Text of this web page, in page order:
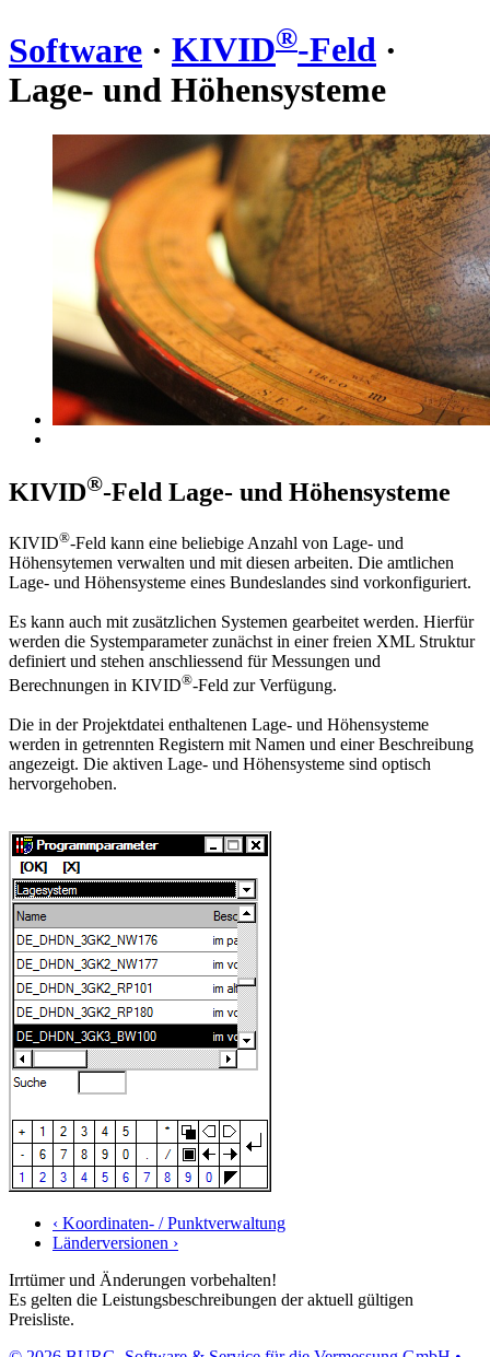
Software · KIVID®-Feld ·
Lage- und Höhensysteme
KIVID®-Feld Lage- und Höhensysteme
KIVID®-Feld kann eine beliebige Anzahl von Lage- und
Höhensytemen verwalten und mit diesen arbeiten. Die amtlichen
Lage- und Höhensysteme eines Bundeslandes sind vorkonfiguriert.
Es kann auch mit zusätzlichen Systemen gearbeitet werden. Hierfür
werden die Systemparameter zunächst in einer freien XML Struktur
definiert und stehen anschliessend für Messungen und
Berechnungen in KIVID®-Feld zur Verfügung.
Die in der Projektdatei enthaltenen Lage- und Höhensysteme
werden in getrennten Registern mit Namen und einer Beschreibung
angezeigt. Die aktiven Lage- und Höhensysteme sind optisch
hervorgehoben.
‹ Koordinaten- / Punkt­verwaltung
Länder­versionen ›
Irrtümer und Änderungen vorbehalten!
Es gelten die Leistungsbeschreibungen der aktuell gültigen
Preisliste.